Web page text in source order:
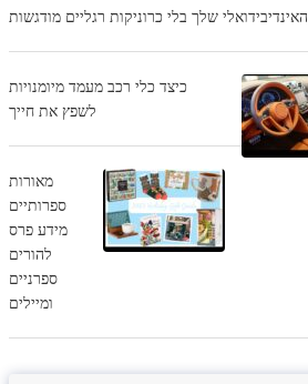
האינדיבידואלי שלך בלי כרוניקות רגליים מודגשות
כיצד כלי רכב מעמד מיומנויות
לשפץ את חייך
מאורות
ספרותיים
מידע פרס
להורים
ספרניים
ומיילים